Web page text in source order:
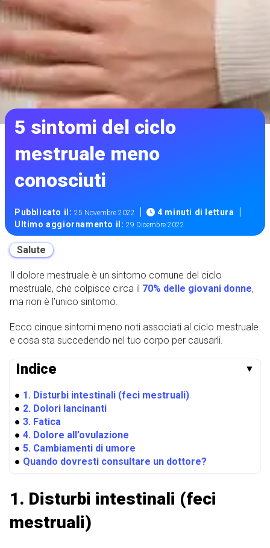
5 sintomi del ciclo
mestruale meno
conosciuti
Pubblicato il:25 Novembre 2022 | 4 minuti di lettura |
Ultimo aggiornamento il:29 Dicembre 2022
Salute
Il dolore mestruale è un sintomo comune del ciclo
mestruale, che colpisce circa il 70% delle giovani donne,
ma non è l’unico sintomo.
Ecco cinque sintomi meno noti associati al ciclo mestruale
e cosa sta succedendo nel tuo corpo per causarli.
Indice ▼
● 1. Disturbi intestinali (feci mestruali)
● 2. Dolori lancinanti
● 3. Fatica
● 4. Dolore all’ovulazione
● 5. Cambiamenti di umore
● Quando dovresti consultare un dottore?
1. Disturbi intestinali (feci
mestruali)